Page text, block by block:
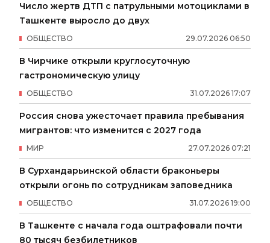
Число жертв ДТП с патрульными мотоциклами в
Ташкенте выросло до двух
29.07.2026 06:50
ОБЩЕСТВО
В Чирчике открыли круглосуточную
гастрономическую улицу
31.07.2026 17:07
ОБЩЕСТВО
Россия снова ужесточает правила пребывания
мигрантов: что изменится с 2027 года
27.07.2026 07:21
МИР
В Сурхандарьинской области браконьеры
открыли огонь по сотрудникам заповедника
31.07.2026 19:00
ОБЩЕСТВО
В Ташкенте с начала года оштрафовали почти
80 тысяч безбилетников